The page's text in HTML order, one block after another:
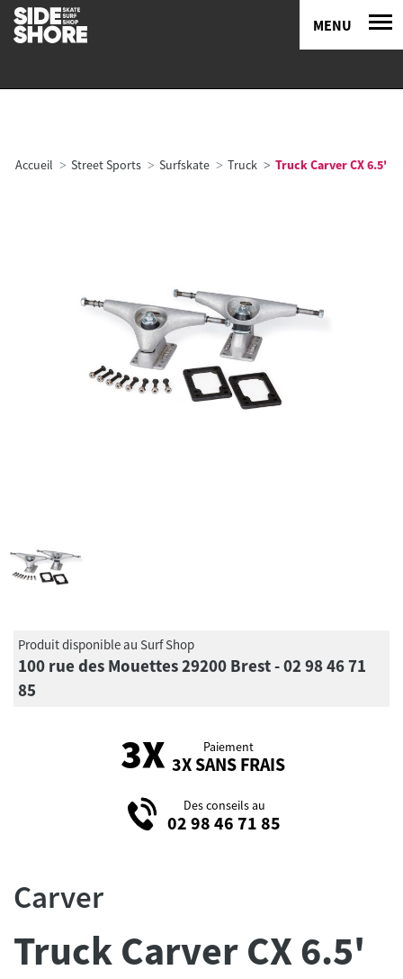
MENU
Accueil Street Sports Surfskate Truck Truck Carver CX 6.5'
Produit disponible au Surf Shop
100 rue des Mouettes 29200 Brest - 02 98 46 71
85
Paiement
3X SANS FRAIS
Des conseils au
02 98 46 71 85
Carver
Truck Carver CX 6.5'